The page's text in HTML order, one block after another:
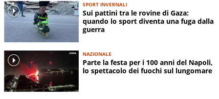
SPORT INVERNALI
Sui pattini tra le rovine di Gaza:
quando lo sport diventa una fuga dalla
guerra
NAZIONALE
Parte la festa per i 100 anni del Napoli,
lo spettacolo dei fuochi sul lungomare